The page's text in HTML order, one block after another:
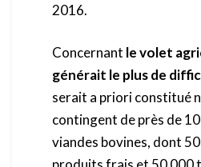
2016.
Concernant le volet
générait le plus de
serait a priori constitué
contingent de près de
viandes bovines, dont